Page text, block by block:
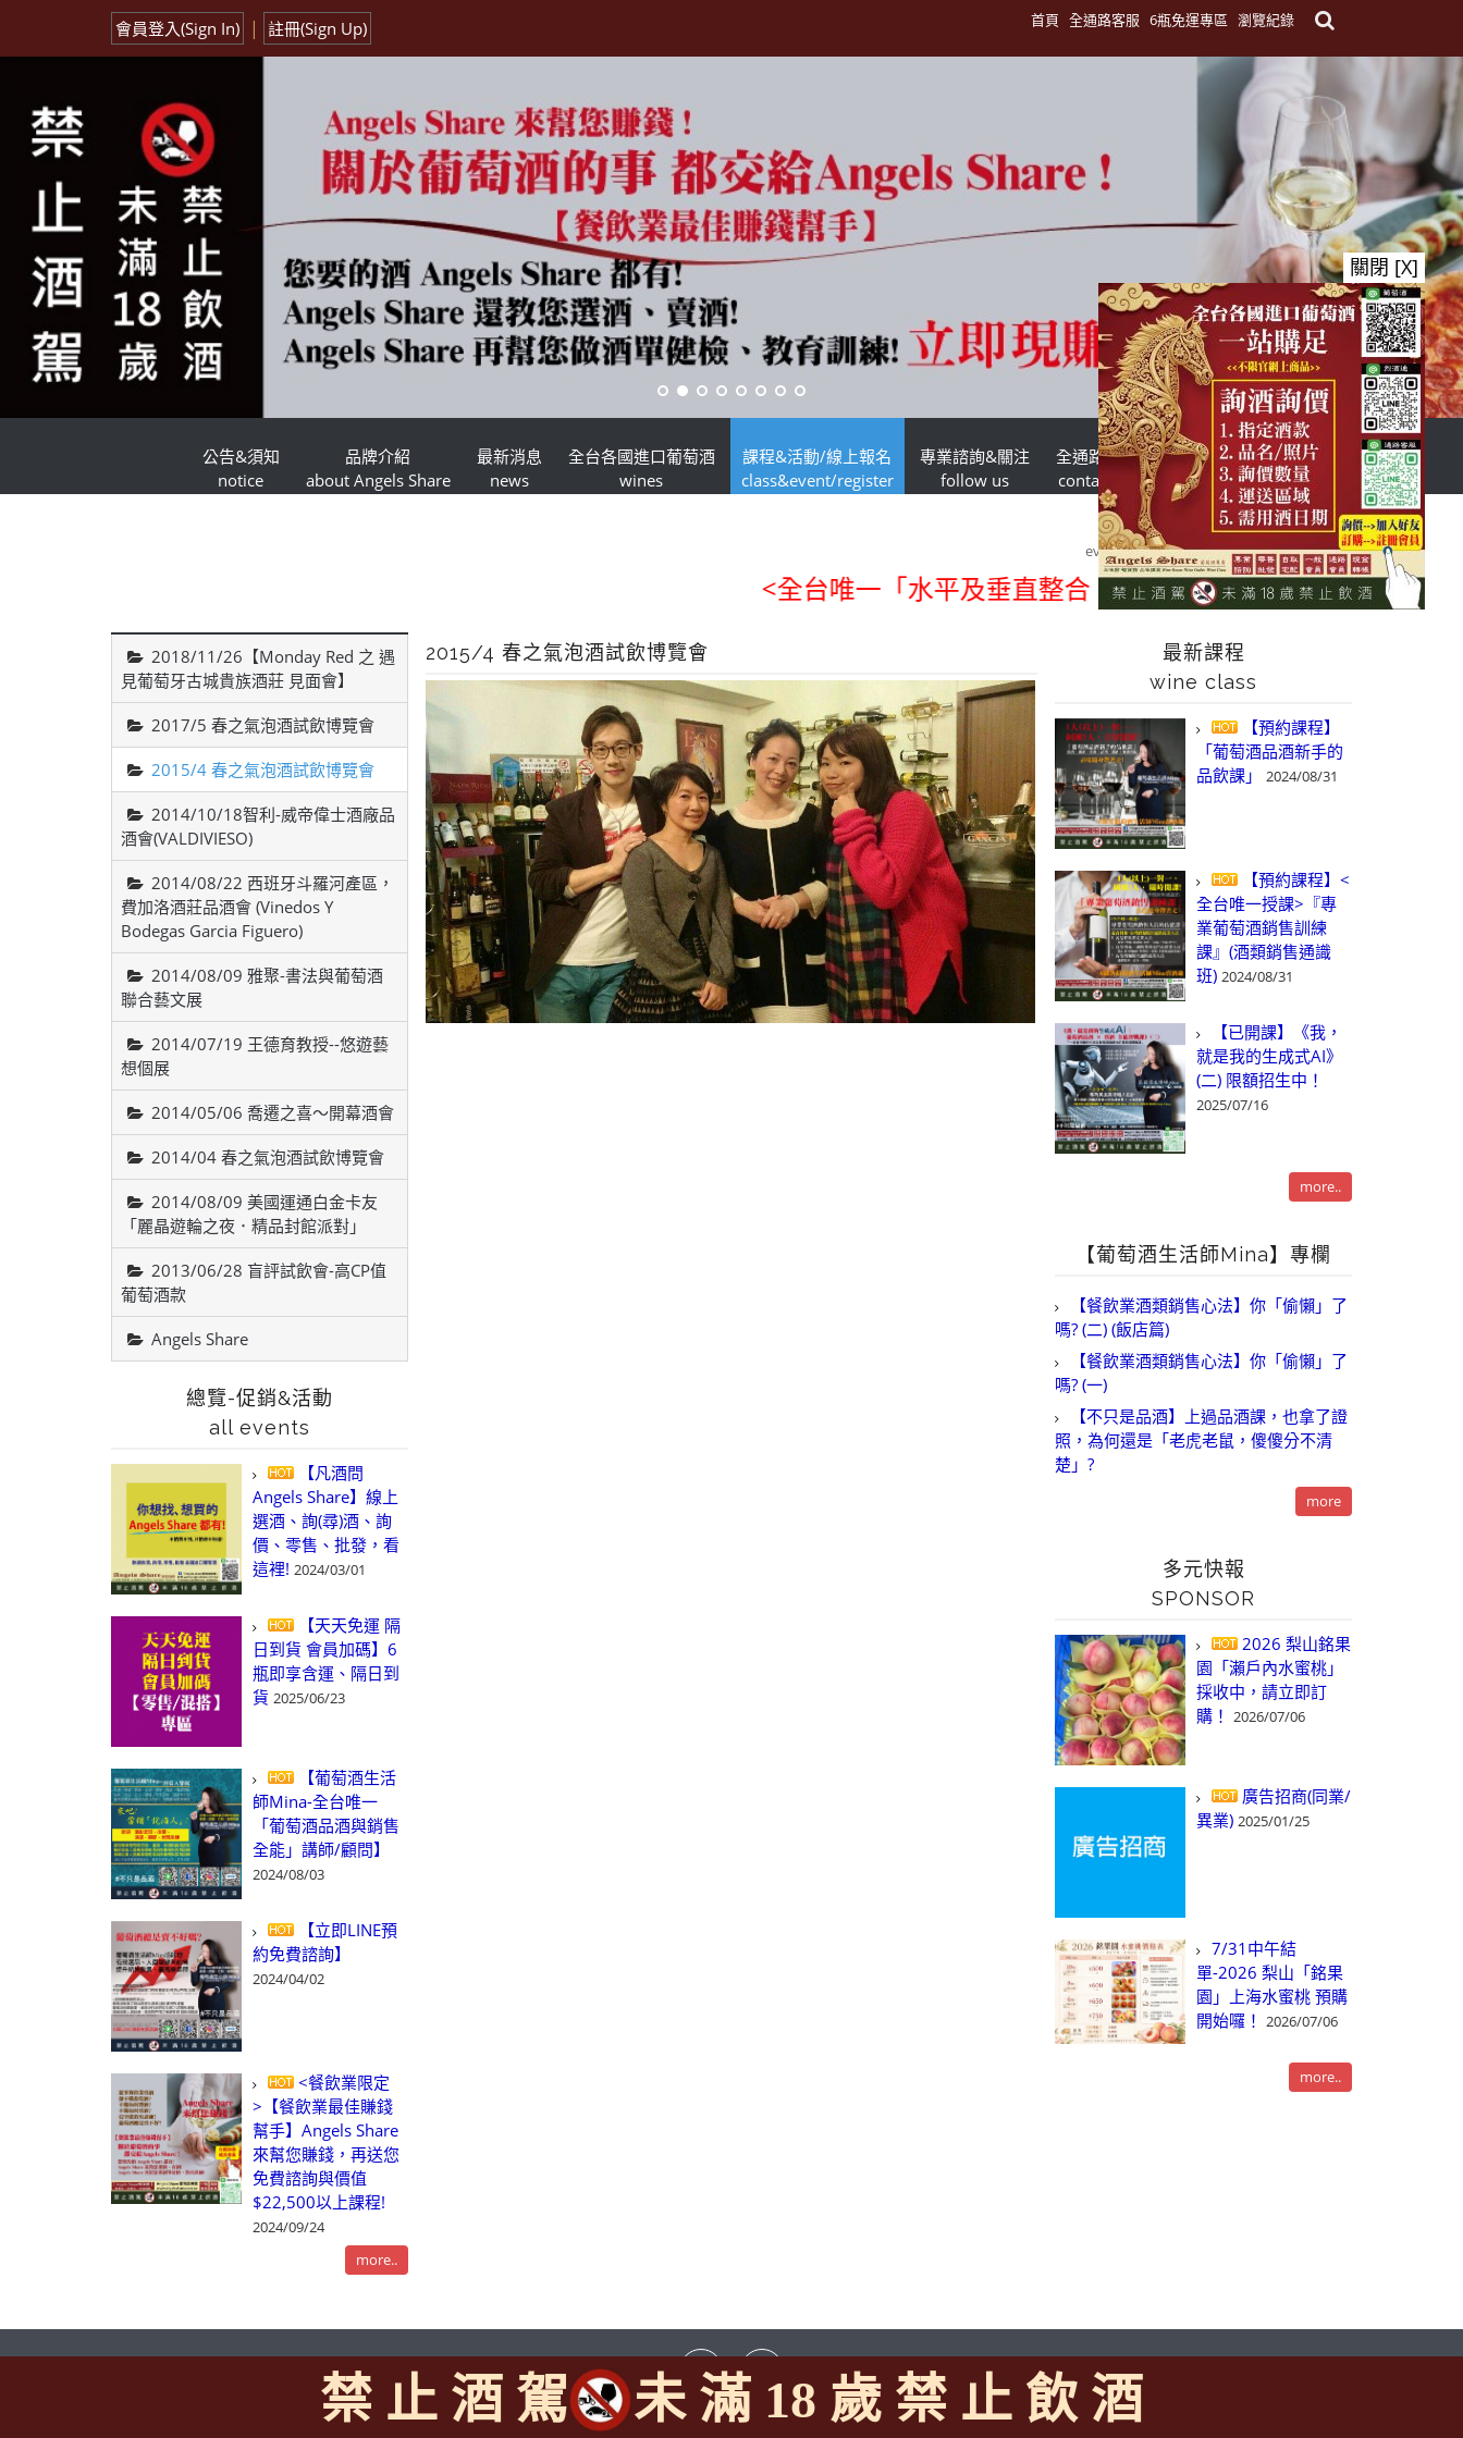
首頁 全通路客服 6瓶免運專區 瀏覽紀錄
會員登入(Sign In) | 註冊(Sign Up)
公告&須知
notice
品牌介紹
about Angels Share
最新消息
news
全台各國進口葡萄酒
wines
課程&活動/線上報名
class&event/register
專業諮詢&關注
follow us
全通路客服
contact us
台灣酒商聯盟
TWSMA
課程&活動/線上報名
class&event/register
品酒紀錄
event pics
2015/4 春之氣泡酒試飲博覽會
<全台唯一「水平及垂直整合、一次購足」各國進口酒類商品 專
2018/11/26【Monday Red 之 遇
見葡萄牙古城貴族酒莊 見面會】
2017/5 春之氣泡酒試飲博覽會
2015/4 春之氣泡酒試飲博覽會
2014/10/18智利-威帝偉士酒廠品
酒會(VALDIVIESO)
2014/08/22 西班牙斗羅河產區，
費加洛酒莊品酒會 (Vinedos Y
Bodegas Garcia Figuero)
2014/08/09 雅聚-書法與葡萄酒
聯合藝文展
2014/07/19 王德育教授--悠遊藝
想個展
2014/05/06 喬遷之喜～開幕酒會
2014/04 春之氣泡酒試飲博覽會
2014/08/09 美國運通白金卡友
「麗晶遊輪之夜．精品封館派對」
2013/06/28 盲評試飲會-高CP值
葡萄酒款
Angels Share
總覽-促銷&活動
all events
【凡酒問
Angels Share】線上
選酒、詢(尋)酒、詢
價、零售、批發，看
這裡! 2024/03/01
【天天免運 隔
日到貨 會員加碼】6
瓶即享含運、隔日到
貨 2025/06/23
【葡萄酒生活
師Mina-全台唯一
「葡萄酒品酒與銷售
全能」講師/顧問】
2024/08/03
【立即LINE預
約免費諮詢】
2024/04/02
<餐飲業限定
>【餐飲業最佳賺錢
幫手】Angels Share
來幫您賺錢，再送您
免費諮詢與價值
$22,500以上課程!
2024/09/24
more..
最新課程
wine class
【預約課程】
「葡萄酒品酒新手的
品飲課」
2024/08/31
【預約課程】<
全台唯一授課>『專
業葡萄酒銷售訓練
課』(酒類銷售通識
班) 2024/08/31
【已開課】《我，
就是我的生成式AI》
(二) 限額招生中！
2025/07/16
more..
【葡萄酒生活師Mina】專欄
【餐飲業酒類銷售心法】你「偷懶」了
嗎? (二) (飯店篇)
【餐飲業酒類銷售心法】你「偷懶」了
嗎? (一)
【不只是品酒】上過品酒課，也拿了證
照，為何還是「老虎老鼠，傻傻分不清
楚」?
more
多元快報
SPONSOR
2026 梨山銘果
園「瀨戶內水蜜桃」
採收中，請立即訂
購！ 2026/07/06
廣告招商(同業/
異業) 2025/01/25
7/31中午結
單-2026 梨山「銘果
園」上海水蜜桃 預購
開始囉！ 2026/07/06
more..
2015/4 春之氣泡酒試飲博覽會
禁 止 酒 駕 未 滿 18 歲 禁 止 飲 酒
關閉 [X]